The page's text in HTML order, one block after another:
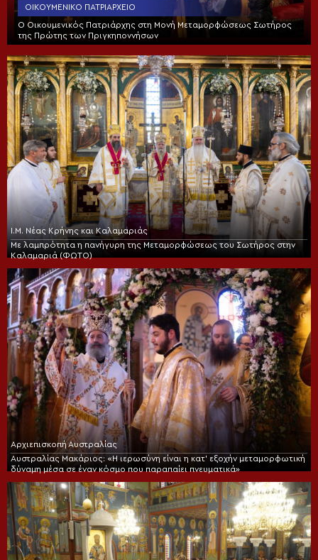
ΟΙΚΟΥΜΕΝΙΚΌ ΠΑΤΡΙΑΡΧΕΊΟ
Ο Οικουμενικός Πατριάρχης στη Μονή Μεταμορφώσεως Σωτήρος
της Πρώτης των Πριγκηποννήσων
Ι.Μ. Νέας Κρήνης και Καλαμαριάς
Με λαμπρότητα η πανήγυρη της Μεταμορφώσεως του Σωτήρος στην
Καλαμαριά (ΦΩΤΟ)
Αρχιεπισκοπή Αυστραλίας
Αυστραλίας Μακάριος: «Η ιερωσύνη είναι η κατ’ εξοχήν μεταμορφωτική
δύναμη μέσα σε έναν κόσμο που παραπαίει πνευματικά»